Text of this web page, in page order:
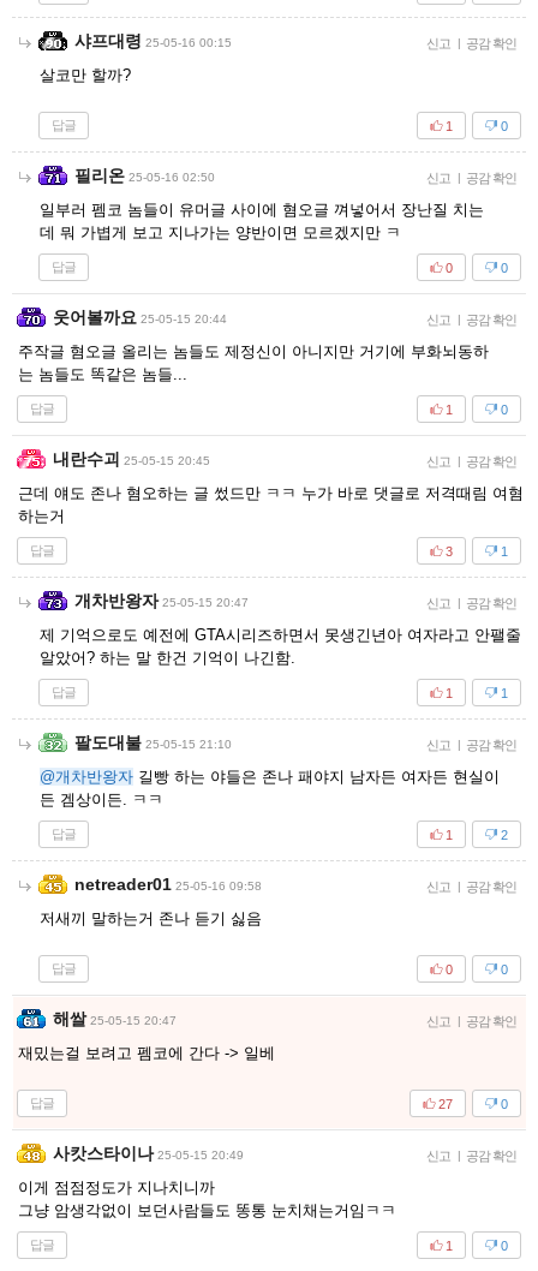
샤프대령 25-05-16 00:15 신고 공감 확인
살코만 할까?
답글 0
1
필리온 25-05-16 02:50 신고 공감 확인
일부러 펨코 놈들이 유머글 사이에 혐오글 껴넣어서 장난질 치는
데 뭐 가볍게 보고 지나가는 양반이면 모르겠지만 ㅋ
답글 0
0
웃어볼까요 25-05-15 20:44 신고 공감 확인
주작글 혐오글 올리는 놈들도 제정신이 아니지만 거기에 부화뇌동하
는 놈들도 똑같은 놈들...
답글 0
1
내란수괴 25-05-15 20:45 신고 공감 확인
근데 얘도 존나 혐오하는 글 썼드만 ㅋㅋ 누가 바로 댓글로 저격때림 여혐
하는거
답글 1
3
개차반왕자 25-05-15 20:47 신고 공감 확인
제 기억으로도 예전에 GTA시리즈하면서 못생긴년아 여자라고 안팰줄
알았어? 하는 말 한건 기억이 나긴함.
답글 1
1
팔도대불 25-05-15 21:10 신고 공감 확인
@개차반왕자 길빵 하는 야들은 존나 패야지 남자든 여자든 현실이
든 겜상이든. ㅋㅋ
답글 2
1
netreader01 25-05-16 09:58 신고 공감 확인
저새끼 말하는거 존나 듣기 싫음
답글 0
0
해쌀 25-05-15 20:47 신고 공감 확인
재밌는걸 보려고 펨코에 간다 -> 일베
답글 0
27
사캇스타이나 25-05-15 20:49 신고 공감 확인
이게 점점정도가 지나치니까
그냥 암생각없이 보던사람들도 똥통 눈치채는거임ㅋㅋ
답글 0
1